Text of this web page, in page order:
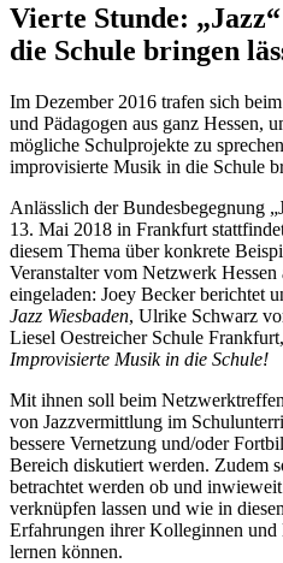
Vierte Stunde:
die Schule bringen
Im Dezember 2016 trafen sich
und Pädagogen aus ganz Hessen,
mögliche Schulprojekte zu
improvisierte Musik in die Schule
Anlässlich der Bundesbegegnung
13. Mai 2018 in Frankfurt
diesem Thema über konkrete
Veranstalter vom Netzwerk
eingeladen: Joey Becker berichtet
Jazz Wiesbaden, Ulrike Schwarz
Liesel Oestreicher Schule
Improvisierte Musik in die Schule!
Mit ihnen soll beim
von Jazzvermittlung im
bessere Vernetzung und/oder
Bereich diskutiert werden. Zudem
betrachtet werden ob und
verknüpfen lassen und wie in
Erfahrungen ihrer Kolleginnen und
lernen können.